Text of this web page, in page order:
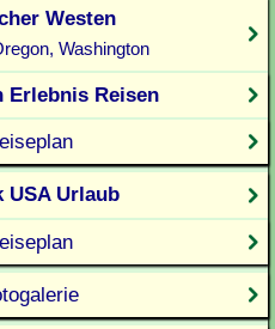
Westen
Washington
Erlebnis Reisen
USA Urlaub